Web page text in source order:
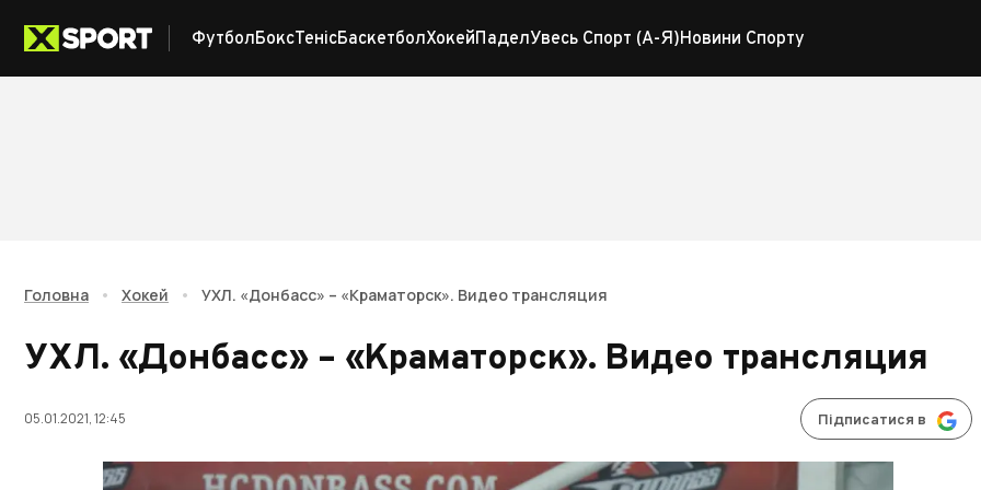
ФутболБоксТенісБаскетболХокейПаделУвесь Спорт (А-Я)Новини Спорту
Головна • Хокей • УХЛ. «Донбасс» – «Краматорск». Видео трансляция
УХЛ. «Донбасс» – «Краматорск». Видео трансляция
05.01.2021, 12:45 Підписатися в